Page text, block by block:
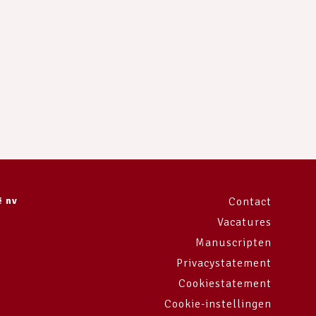
nv
Contact
Vacatures
Manuscripten
Privacystatement
Cookiestatement
Cookie-instellingen